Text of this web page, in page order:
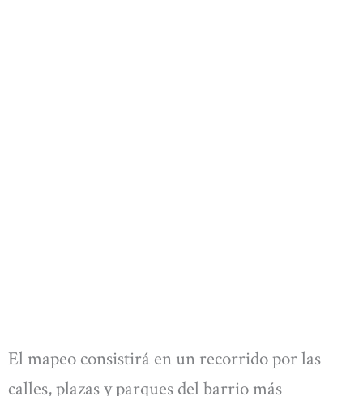
El mapeo consistirá en un recorrido por las
calles, plazas y parques del barrio más